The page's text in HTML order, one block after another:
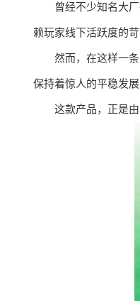
曾经不少知名大
赖玩家线下活跃度的
然而，在这样一
保持着惊人的平稳发
这款产品，正是